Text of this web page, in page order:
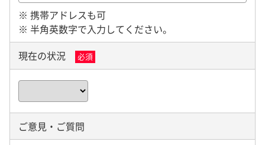
※ 携帯アドレスも可
※ 半角英数字で入力してください。
現在の状況
必須
ご意見・ご質問